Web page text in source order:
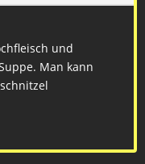
und
Man kann